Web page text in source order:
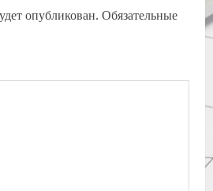
опубликован. Обязательные